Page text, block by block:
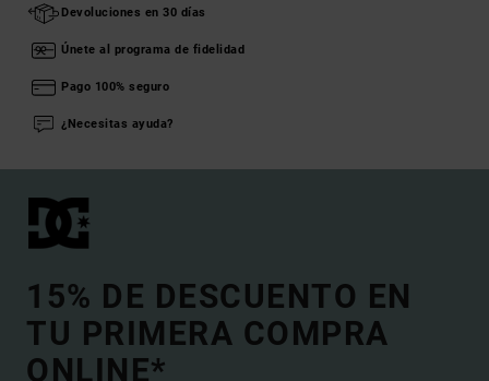
Devoluciones en 30 días
Únete al programa de fidelidad
Pago 100% seguro
¿Necesitas ayuda?
15% DE DESCUENTO EN
TU PRIMERA COMPRA
ONLINE*